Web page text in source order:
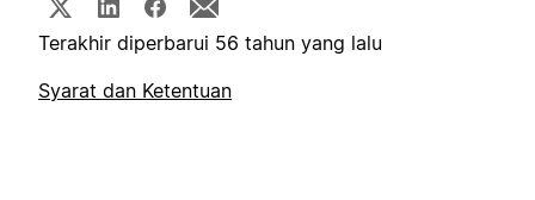
Terakhir diperbarui 56 tahun yang lalu
Syarat dan Ketentuan